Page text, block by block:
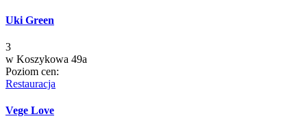
Uki Green
3
w Koszykowa 49a
Poziom cen:
Restauracja
Vege Love